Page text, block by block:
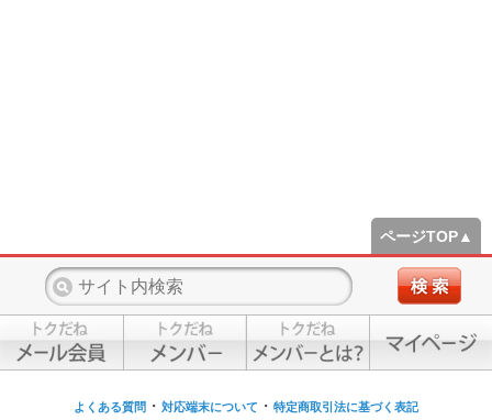
ページTOP▲
よくある質問 ・ 対応端末について ・ 特定商取引法に基づく表記